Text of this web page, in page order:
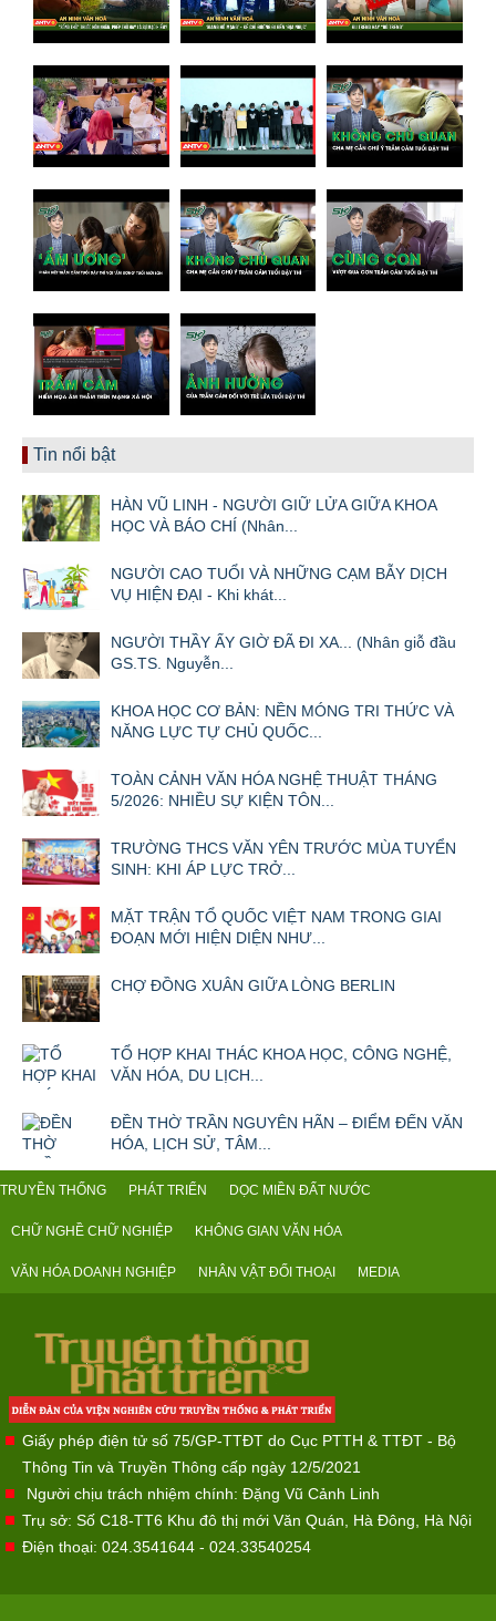
Tin nổi bật
HÀN VŨ LINH - NGƯỜI GIỮ LỬA GIỮA KHOA
HỌC VÀ BÁO CHÍ (Nhân...
NGƯỜI CAO TUỔI VÀ NHỮNG CẠM BẪY DỊCH
VỤ HIỆN ĐẠI - Khi khát...
NGƯỜI THẦY ẤY GIỜ ĐÃ ĐI XA... (Nhân giỗ đầu
GS.TS. Nguyễn...
KHOA HỌC CƠ BẢN: NỀN MÓNG TRI THỨC VÀ
NĂNG LỰC TỰ CHỦ QUỐC...
TOÀN CẢNH VĂN HÓA NGHỆ THUẬT THÁNG
5/2026: NHIỀU SỰ KIỆN TÔN...
TRƯỜNG THCS VĂN YÊN TRƯỚC MÙA TUYỂN
SINH: KHI ÁP LỰC TRỞ...
MẶT TRẬN TỔ QUỐC VIỆT NAM TRONG GIAI
ĐOẠN MỚI HIỆN DIỆN NHƯ...
CHỢ ĐỒNG XUÂN GIỮA LÒNG BERLIN
TỔ HỢP KHAI THÁC KHOA HỌC, CÔNG NGHỆ,
VĂN HÓA, DU LỊCH...
ĐỀN THỜ TRẦN NGUYÊN HÃN – ĐIỂM ĐẾN VĂN
HÓA, LỊCH SỬ, TÂM...
TRUYỀN THỐNG PHÁT TRIỂN DỌC MIỀN ĐẤT NƯỚC
CHỮ NGHỀ CHỮ NGHIỆP KHÔNG GIAN VĂN HÓA
VĂN HÓA DOANH NGHIỆP NHÂN VẬT ĐỐI THOẠI MEDIA
Giấy phép điện tử số 75/GP-TTĐT do Cục PTTH & TTĐT - Bộ
Thông Tin và Truyền Thông cấp ngày 12/5/2021
Người chịu trách nhiệm chính: Đặng Vũ Cảnh Linh
Trụ sở: Số C18-TT6 Khu đô thị mới Văn Quán, Hà Đông, Hà Nội
Điện thoại: 024.3541644 - 024.33540254